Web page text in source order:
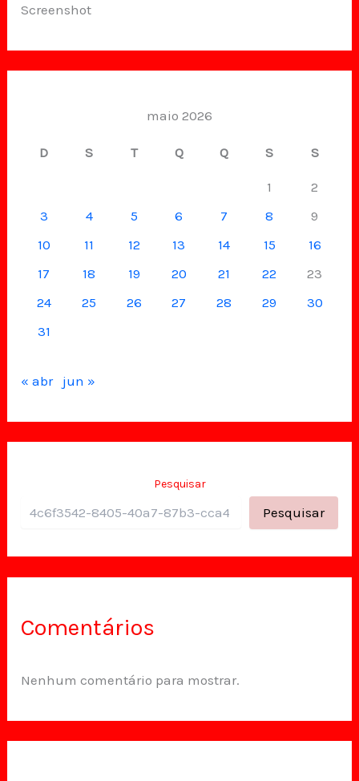
Screenshot
maio 2026
D S T Q Q S S
1
2
3
4 5 6 7 8
9
10
11 12 13 14 15
16
17
18 19 20 21 22
23
24
25 26 27 28 29
30
31
« abr jun »
Pesquisar
Pesquisar
Comentários
Nenhum comentário para mostrar.